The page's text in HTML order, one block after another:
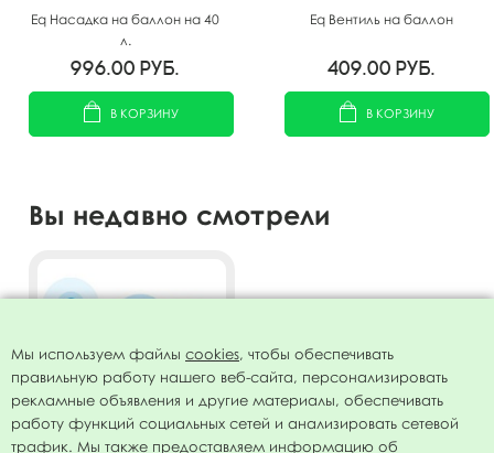
Eq Насадка на баллон на 40
л.
996.00 руб.
В КОРЗИНУ
Eq Вентиль на баллон
409.00 руб.
В КОРЗИНУ
Вы недавно смотрели
Мы используем файлы cookies, чтобы обеспечивать
правильную работу нашего веб-сайта, персонализировать
рекламные объявления и другие материалы, обеспечивать
работу функций социальных сетей и анализировать сетевой
трафик. Мы также предоставляем информацию об